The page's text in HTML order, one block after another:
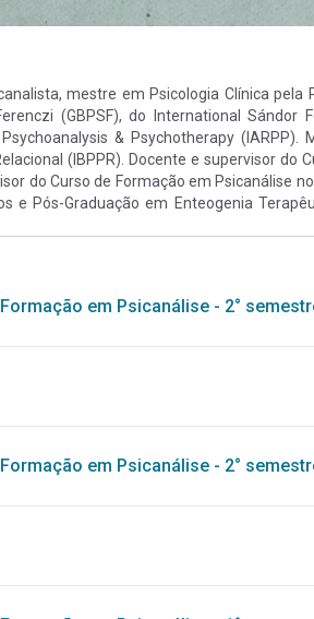
mestre em Psicologia Clínica pela
(GBPSF), do International Sándor
& Psychotherapy (IARPP).
(IBPPR). Docente e supervisor do
do Curso de Formação em Psicanálise
e Pós-Graduação em Enteogenia
em Psicanálise - 2°
em Psicanálise - 2°